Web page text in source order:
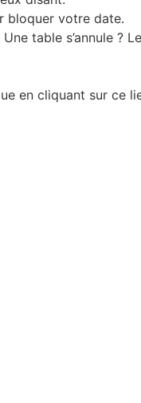
bloquer votre date.
table s’annule ?
en cliquant sur ce